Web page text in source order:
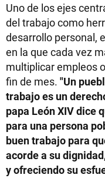
Uno de los ejes
del trabajo como
desarrollo personal,
en la que cada vez
multiplicar empleos
fin de mes. "Un
trabajo es un
papa León XIV dice
para una persona
buen trabajo para
acorde a su
y ofreciendo su